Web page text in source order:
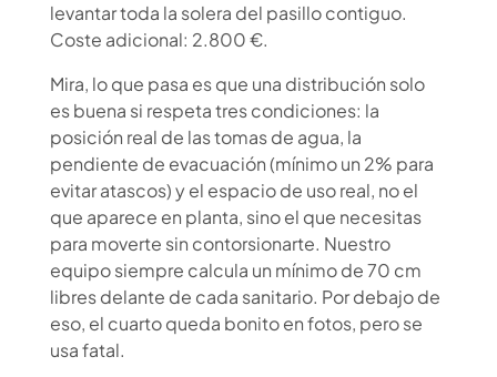
levantar toda la solera del pasillo contiguo.
Coste adicional: 2.800 €.
Mira, lo que pasa es que una distribución solo
es buena si respeta tres condiciones: la
posición real de las tomas de agua, la
pendiente de evacuación (mínimo un 2% para
evitar atascos) y el espacio de uso real, no el
que aparece en planta, sino el que necesitas
para moverte sin contorsionarte. Nuestro
equipo siempre calcula un mínimo de 70 cm
libres delante de cada sanitario. Por debajo de
eso, el cuarto queda bonito en fotos, pero se
usa fatal.